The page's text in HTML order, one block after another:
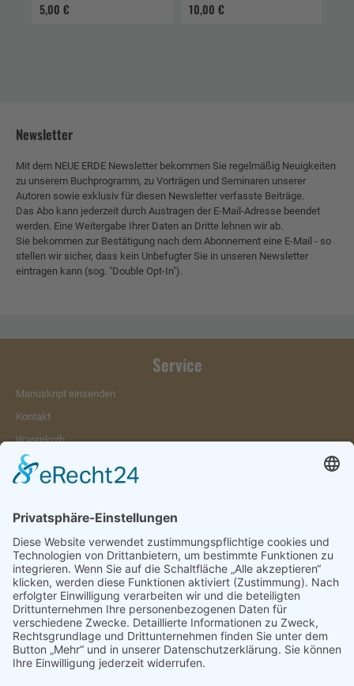
5,00 € 10,00 €
Newsletter
Mit dem NEUE ERDE Newsletter bekommen Sie regelmäßig Neuigkeiten
zu unserem Buchprogramm, zu Vorträgen und Seminaren unserer
Autoren sowie exklusiv für diesen Newsletter verfasste Beiträge.
Das Abo kann jederzeit durch Austragen der E-Mail-Adresse beendet
werden. Eine Weitergabe Ihrer Daten an Dritte lehnen wir ab.
Sie bekommen zur Bestätigung nach dem Abonnement eine E-Mail - so
stellen wir sicher, dass kein Unbefugter Sie in unseren Newsletter
eintragen kann (sog. "Double Opt-In").
Service
Manuskript einsenden
Kontakt
Warenkorb
Konto
Merkzettel
Vertrag widerrufen
Informationen
Impressum & Disclaimer
AGB und Widerrufsrecht